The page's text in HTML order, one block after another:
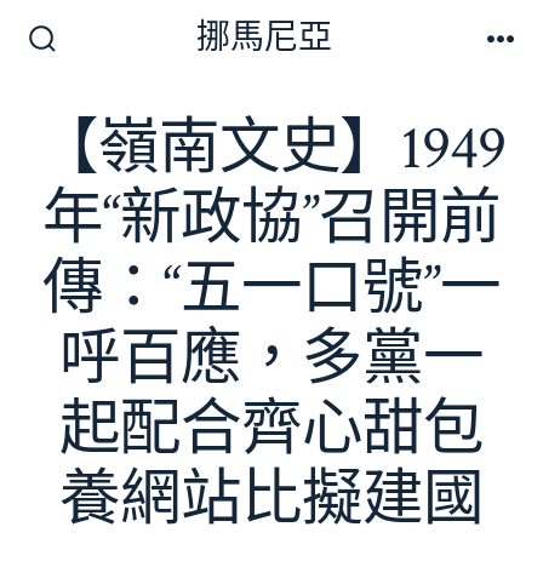
關
挪馬尼亞
【嶺南文史】1949
年“新政協”召開前
傳：“五一口號”一
呼百應，多黨一
起配合齊心甜包
養網站比擬建國